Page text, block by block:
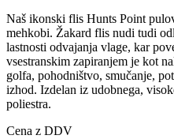
Naš ikonski flis Hunts Point
mehkobi. Žakard flis nudi tudi
lastnosti odvajanja vlage, kar
vsestranskim zapiranjem je kot
golfa, pohodništvo, smučanje,
izhod. Izdelan iz udobnega,
poliestra.
Cena z DDV